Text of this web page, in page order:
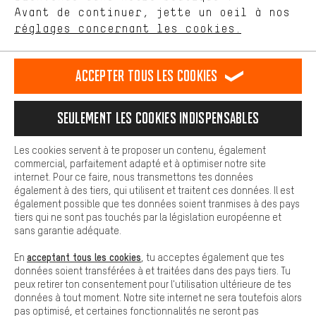
français english
EN Deutsch español
RÉSILIER LE CONTRAT Communauté d'Aix-la-Chapelle
Programme d'affiliation Mentions Légales Protection des données
Conditions générales de vente Plateforme d'Alerte
Reprise des batteries Corepile Paramètres de cookies
Modifier le contraste
Tous les prix s'entendent en euros (MwSt hors) plus les
frais de portpour la livraison versÉtats-Unis.
Avant de continuer, jette un oeil à nos
réglages concernant les cookies.
Plus de confort
est plus confortable. Avec les cookies de confort, nous
Nous pouvons ainsi mettre à ta disposition d'autres contenus et
informations utiles. De plus, tu as la possibilité d'utiliser des
facilement les bons produits. Par exemple, nous proposons une
facilement aux questions.
Cookies de base
Les cookies de base garantissent que tu puisses utiliser les
fonctions de notre site web.
Accepter tous les cookies
Seulement les cookies indispensables
Les cookies servent à te proposer un contenu, également
commercial, parfaitement adapté et à optimiser notre site
internet. Pour ce faire, nous transmettons tes données
également à des tiers, qui utilisent et traitent ces données. Il est
également possible que tes données soient tranmises à des pays
tiers qui ne sont pas touchés par la législation européenne et
sans garantie adéquate.
En acceptant tous les cookies , tu acceptes également que tes
données soient transférées à et traitées dans des pays tiers. Tu
peux retirer ton consentement pour l'utilisation ultérieure de tes
données à tout moment. Notre site internet ne sera toutefois alors
pas optimisé, et certaines fonctionnalités ne seront pas